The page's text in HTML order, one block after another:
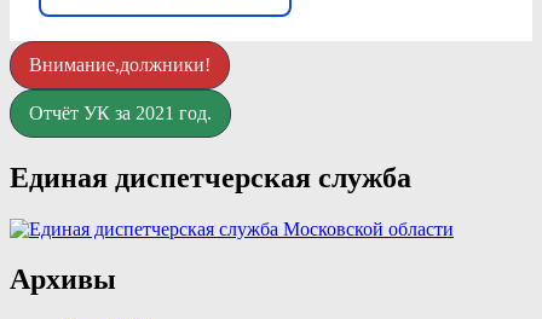
Внимание,должники!
Отчёт УК за 2021 год.
Единая диспетчерская служба
Архивы